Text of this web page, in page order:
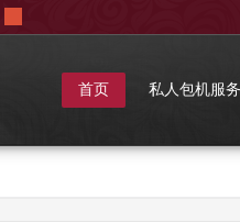
首页 私人包机服务